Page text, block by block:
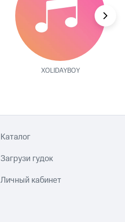
XOLIDAYBOY
Каталог
Загрузи гудок
Личный кабинет